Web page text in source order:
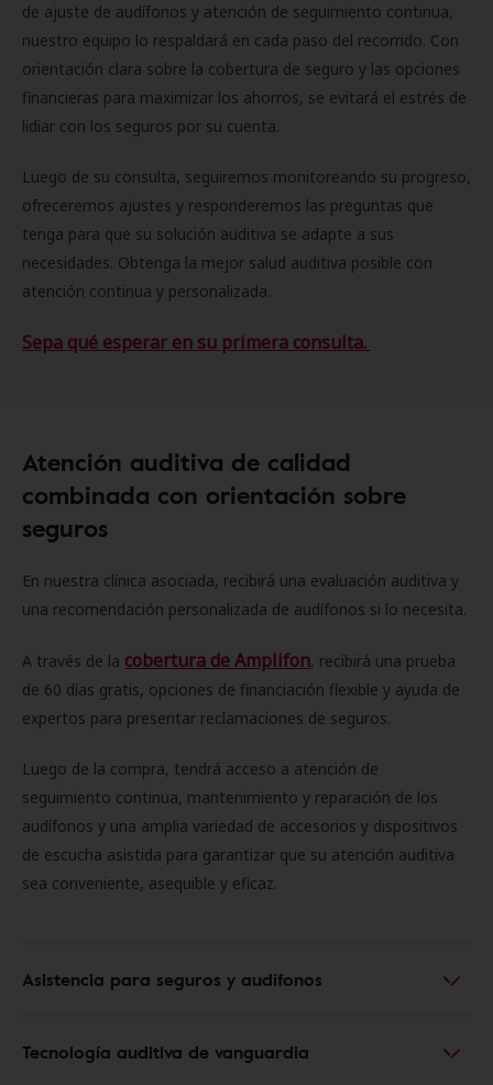
de ajuste de audífonos y atención de seguimiento continua,
nuestro equipo lo respaldará en cada paso del recorrido. Con
orientación clara sobre la cobertura de seguro y las opciones
financieras para maximizar los ahorros, se evitará el estrés de
lidiar con los seguros por su cuenta.
Luego de su consulta, seguiremos monitoreando su progreso,
ofreceremos ajustes y responderemos las preguntas que
tenga para que su solución auditiva se adapte a sus
necesidades. Obtenga la mejor salud auditiva posible con
atención continua y personalizada.
Sepa qué esperar en su primera consulta.
Atención auditiva de calidad
combinada con orientación sobre
seguros
En nuestra clínica asociada, recibirá una evaluación auditiva y
una recomendación personalizada de audífonos si lo necesita.
A través de la cobertura de Amplifon, recibirá una prueba
de 60 días gratis, opciones de financiación flexible y ayuda de
expertos para presentar reclamaciones de seguros.
Luego de la compra, tendrá acceso a atención de
seguimiento continua, mantenimiento y reparación de los
audífonos y una amplia variedad de accesorios y dispositivos
de escucha asistida para garantizar que su atención auditiva
sea conveniente, asequible y eficaz.
Asistencia para seguros y audífonos
Tecnología auditiva de vanguardia